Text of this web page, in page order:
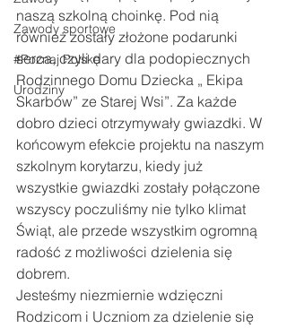
Zawody sportowe
#Poznaj Polskę
Urodziny
naszą szkolną choinkę. Pod nią
również zostały złożone podarunki
serca, czyli dary dla podopiecznych
Rodzinnego Domu Dziecka „ Ekipa
Skarbów” ze Starej Wsi”. Za każde
dobro dzieci otrzymywały gwiazdki. W
końcowym efekcie projektu na naszym
szkolnym korytarzu, kiedy już
wszystkie gwiazdki zostały połączone
wszyscy poczuliśmy nie tylko klimat
Świąt, ale przede wszystkim ogromną
radość z możliwości dzielenia się
dobrem.
Jesteśmy niezmiernie wdzięczni
Rodzicom i Uczniom za dzielenie się